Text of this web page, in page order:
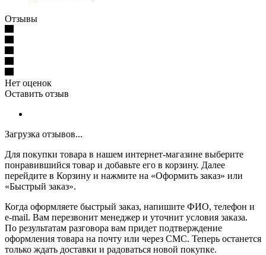
Отзывы
Нет оценок
Оставить отзыв
Загрузка отзывов...
Для покупки товара в нашем интернет-магазине выберите
понравившийся товар и добавьте его в корзину. Далее
перейдите в Корзину и нажмите на «Оформить заказ» или
«Быстрый заказ».
Когда оформляете быстрый заказ, напишите ФИО, телефон и
e-mail. Вам перезвонит менеджер и уточнит условия заказа.
По результатам разговора вам придет подтверждение
оформления товара на почту или через СМС. Теперь останется
только ждать доставки и радоваться новой покупке.